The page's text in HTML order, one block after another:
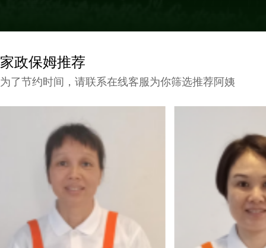
家政保姆推荐
为了节约时间，请联系在线客服为你筛选推荐阿姨